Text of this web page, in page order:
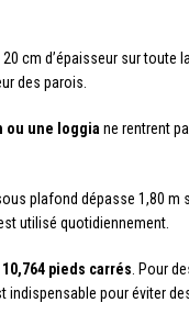
cm d’épaisseur sur toute
des parois.
ou une loggia ne rentrent
plafond dépasse 1,80 m
utilisé quotidiennement.
pieds carrés . Pour
pour éviter